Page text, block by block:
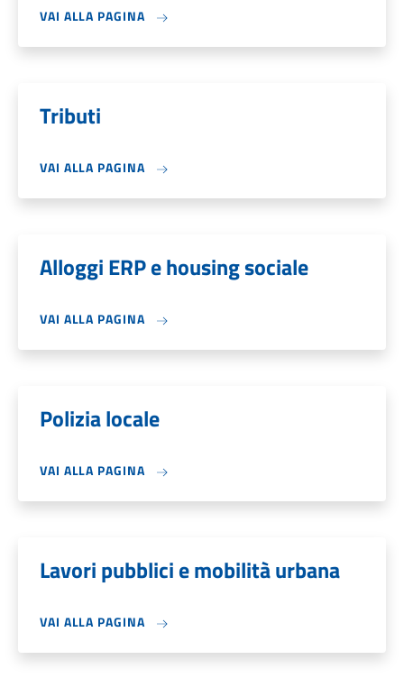
VAI ALLA PAGINA
Tributi
VAI ALLA PAGINA
Alloggi ERP e housing sociale
VAI ALLA PAGINA
Polizia locale
VAI ALLA PAGINA
Lavori pubblici e mobilità urbana
VAI ALLA PAGINA